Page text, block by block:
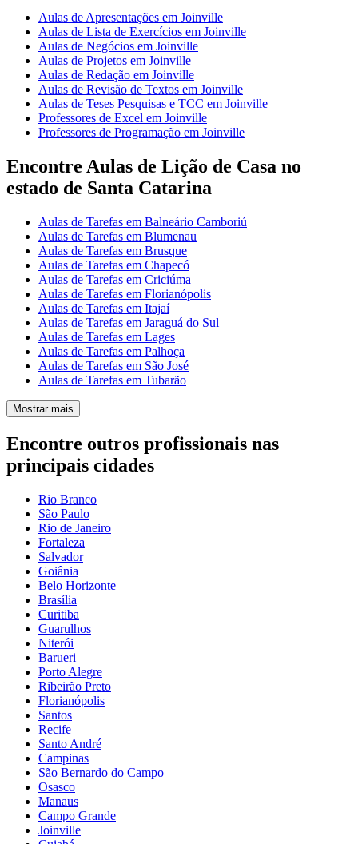
Aulas de Apresentações em Joinville
Aulas de Lista de Exercícios em Joinville
Aulas de Negócios em Joinville
Aulas de Projetos em Joinville
Aulas de Redação em Joinville
Aulas de Revisão de Textos em Joinville
Aulas de Teses Pesquisas e TCC em Joinville
Professores de Excel em Joinville
Professores de Programação em Joinville
Encontre Aulas de Lição de Casa no
estado de Santa Catarina
Aulas de Tarefas em Balneário Camboriú
Aulas de Tarefas em Blumenau
Aulas de Tarefas em Brusque
Aulas de Tarefas em Chapecó
Aulas de Tarefas em Criciúma
Aulas de Tarefas em Florianópolis
Aulas de Tarefas em Itajaí
Aulas de Tarefas em Jaraguá do Sul
Aulas de Tarefas em Lages
Aulas de Tarefas em Palhoça
Aulas de Tarefas em São José
Aulas de Tarefas em Tubarão
Mostrar mais
Encontre outros profissionais nas
principais cidades
Rio Branco
São Paulo
Rio de Janeiro
Fortaleza
Salvador
Goiânia
Belo Horizonte
Brasília
Curitiba
Guarulhos
Niterói
Barueri
Porto Alegre
Ribeirão Preto
Florianópolis
Santos
Recife
Santo André
Campinas
São Bernardo do Campo
Osasco
Manaus
Campo Grande
Joinville